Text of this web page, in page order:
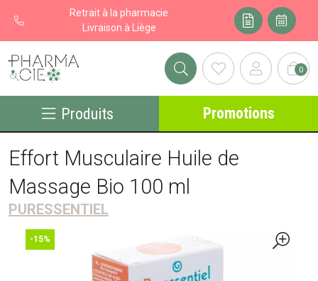
Retrait à la pharmacie
Livraison à Liège
Pharma&cie - Pharmacie des Franchises Votre export 0
Produits Promotions
Effort Musculaire Huile de
Massage Bio 100 ml
PURESSENTIEL
-15%